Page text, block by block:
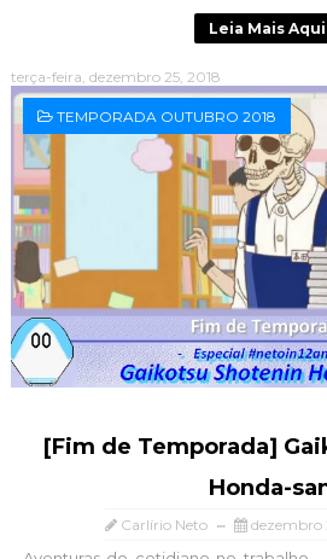
Leia Mais
terça-feira, dezembro 25, 2018
TEMPORADA OUTUBRO 2018
[Fim de Temporada]
Honda-
Carlírio Neto dezembro